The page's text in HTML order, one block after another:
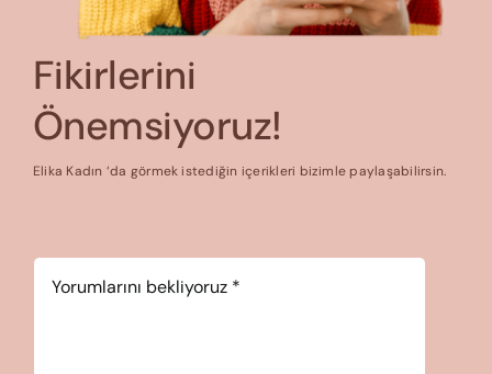
Fikirlerini
Önemsiyoruz!
Elika Kadın ‘da görmek istediğin içerikleri bizimle paylaşabilirsin.